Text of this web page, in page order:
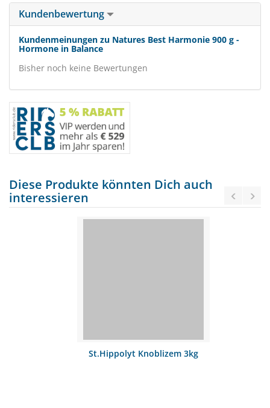
Kundenbewertung
Kundenmeinungen zu Natures Best Harmonie 900 g -
Hormone in Balance
Bisher noch keine Bewertungen
Diese Produkte könnten Dich auch
interessieren
St.Hippolyt Knoblizem 3kg